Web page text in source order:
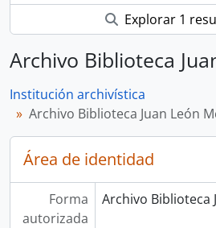
Explorar 1
Archivo Biblioteca
Institución archivística
Archivo Biblioteca Juan León
Área de identidad
Forma
autorizada
Archivo Biblioteca